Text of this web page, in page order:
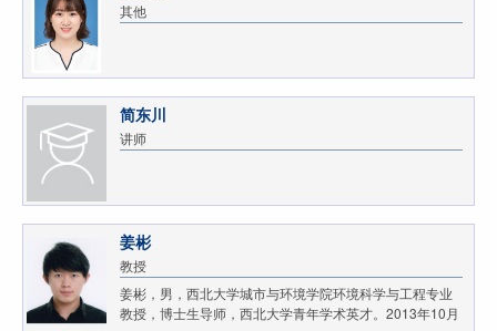
其他
简东川
讲师
姜彬
教授
姜彬，男，西北大学城市与环境学院环境科学与工程专业
教授，博士生导师，西北大学青年学术英才。2013年10月